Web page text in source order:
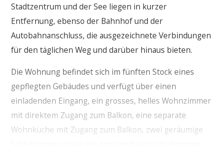
Stadtzentrum und der See liegen in kurzer
Entfernung, ebenso der Bahnhof und der
Autobahnanschluss, die ausgezeichnete Verbindungen
für den täglichen Weg und darüber hinaus bieten.
Die Wohnung befindet sich im fünften Stock eines
gepflegten Gebäudes und verfügt über einen
einladenden Eingang, ein grosses, helles Wohnzimmer
mit direktem Zugang zum Balkon, eine separate
Wohnküche mit Zugang zum Balkon, zwei geräumige